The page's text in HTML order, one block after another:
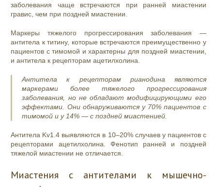
заболевания чаще встречаются при ранней миастении
гравис, чем при поздней миастении.
Маркеры тяжелого прогрессирования заболевания —
антитела к титину, которые встречаются преимущественно у
пациентов с тимомой и характерны для поздней миастении,
и антитела к рецепторам ацетилхолина.
Антитела к рецепторам рианодина являются
маркерами более тяжелого прогрессирования
заболевания, но не обладают модифицирующими его
эффектами. Они обнаруживаются у 70% пациентов с
тимомой и у 14% — с поздней миастенией.
Антитела Kv1.4 выявляются в 10–20% случаев у пациентов с
рецепторами ацетилхолина. Фенотип ранней и поздней
тяжелой миастении не отличается.
Миастения с антителами к мышечно-